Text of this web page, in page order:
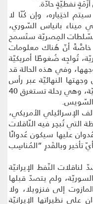
نفطيّةٍ حادّة.
اختِياره، وإن كُنّا لا
ميناء بانياس السّوري،
السّلطات المِصريّة ستَسمح
خاصَّةً أنّ هُناك معلومات
تُواجِه ضُغوطًا أمريكيّة
وفي هذه الحالة قد
النهائيّة عبر رأس
الرّجاء الصّالح في جنوب القارّة الإفريقيّة، وهي رحلة تستغرق 40
السّويس.
الإسرائيلي الأمريكي،
التي تُبحِر فيه النّاقلات
عليها سيكون عُدوانًا
تأخير وبالقَدرِ “المُناسِب
النّفط الإيرانيّة
ولم يتصدّ قبلها
إلى فنزويلا، ولا
نظيراتها الإيرانيّة